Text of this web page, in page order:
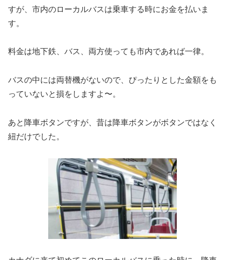
すが、市内のローカルバスは乗車する時にお金を払いま
す。
料金は地下鉄、バス、両方使っても市内であれば一律。
バスの中には両替機がないので、ぴったりとした金額をも
っていないと損をしますよ〜。
あと降車ボタンですが、昔は降車ボタンがボタンではなく
紐だけでした。